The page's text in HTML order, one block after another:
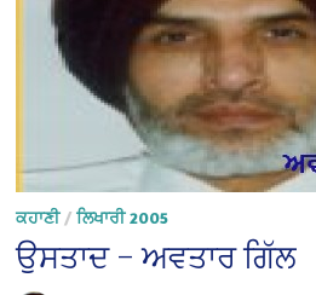
ਕਹਾਣੀ/ਲਿਖਾਰੀ 2005
ਉਸਤਾਦ – ਅਵਤਾਰ ਗਿੱਲ